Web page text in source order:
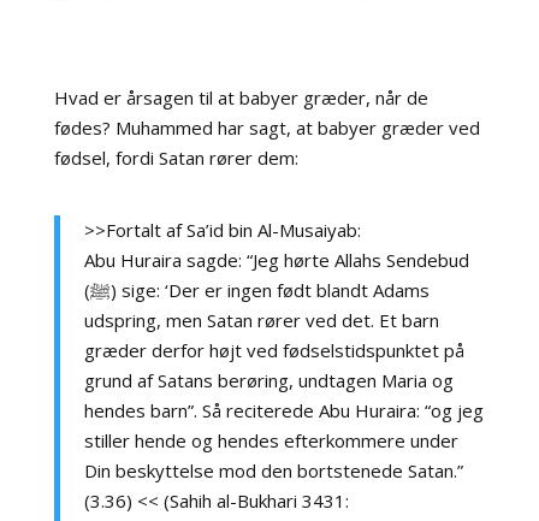
Hvad er årsagen til at babyer græder, når de
fødes? Muhammed har sagt, at babyer græder ved
fødsel, fordi Satan rører dem:
>>Fortalt af Sa’id bin Al-Musaiyab:
Abu Huraira sagde: “Jeg hørte Allahs Sendebud
(ﷺ) sige: ‘Der er ingen født blandt Adams
udspring, men Satan rører ved det. Et barn
græder derfor højt ved fødselstidspunktet på
grund af Satans berøring, undtagen Maria og
hendes barn”. Så reciterede Abu Huraira: “og jeg
stiller hende og hendes efterkommere under
Din beskyttelse mod den bortstenede Satan.”
(3.36) << (Sahih al-Bukhari 3431: